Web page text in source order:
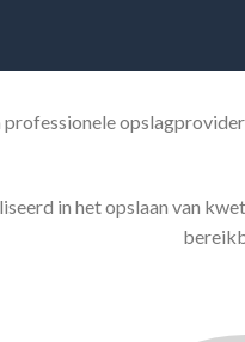
professionele
in het opslaan van